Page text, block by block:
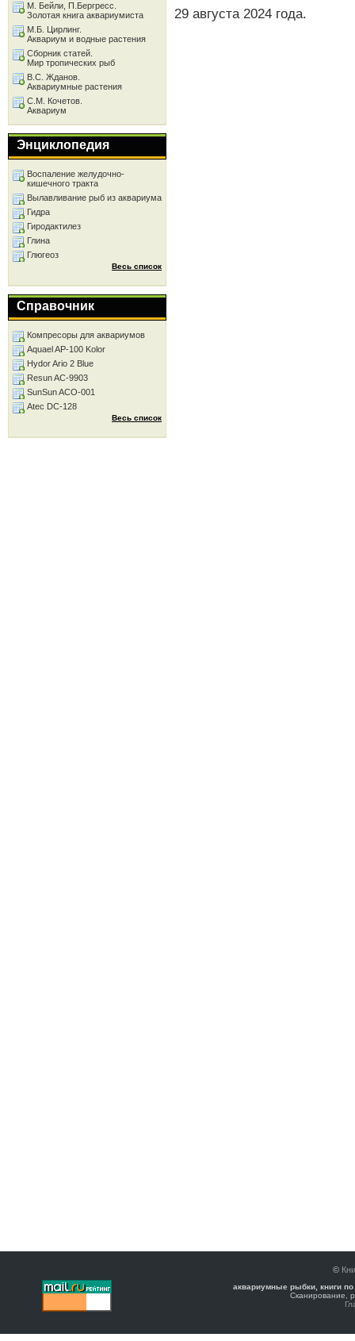
29 августа 2024 года.
М. Бейли, П.Бергресс.
Золотая книга аквариумиста
М.Б. Цирлинг.
Аквариум и водные растения
Сборник статей.
Мир тропических рыб
В.С. Жданов.
Аквариумные растения
С.М. Кочетов.
Аквариум
Энциклопедия
Воспаление желудочно-
кишечного тракта
Вылавливание рыб из аквариума
Гидра
Гиродактилез
Глина
Глюгеоз
Весь список
Справочник
Компресоры для аквариумов
Aquael AP-100 Kolor
Hydor Ario 2 Blue
Resun AC-9903
SunSun ACO-001
Atec DC-128
Весь список
©
аквариумные рыбки, книги
Сканирование,